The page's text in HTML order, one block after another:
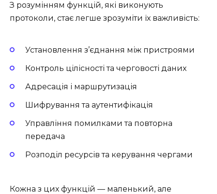
З розумінням функцій, які виконують
протоколи, стає легше зрозуміти їх важливість:
Установлення з’єднання між пристроями
Контроль цілісності та черговості даних
Адресація і маршрутизація
Шифрування та аутентифікація
Управління помилками та повторна
передача
Розподіл ресурсів та керування чергами
Кожна з цих функцій — маленький, але